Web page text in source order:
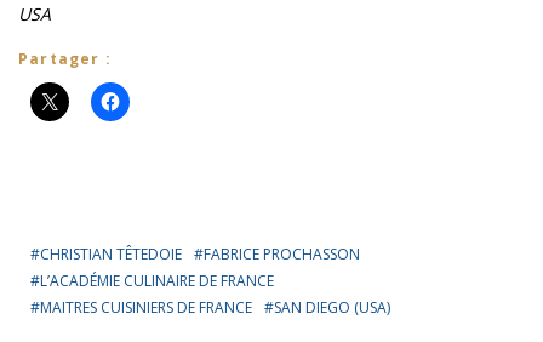
USA
Partager :
CHRISTIAN TÊTEDOIE
FABRICE PROCHASSON
L’ACADÉMIE CULINAIRE DE FRANCE
MAITRES CUISINIERS DE FRANCE
SAN DIEGO (USA)